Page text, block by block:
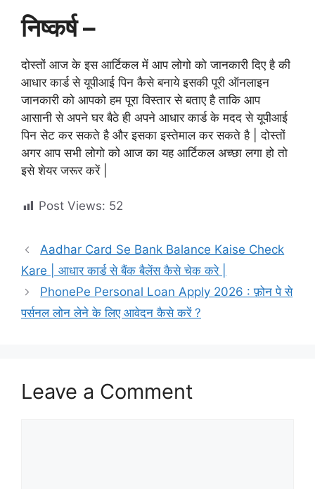
निष्कर्ष –
दोस्तों आज के इस आर्टिकल में आप लोगो को जानकारी दिए है की
आधार कार्ड से यूपीआई पिन कैसे बनाये इसकी पूरी ऑनलाइन
जानकारी को आपको हम पूरा विस्तार से बताए है ताकि आप
आसानी से अपने घर बैठे ही अपने आधार कार्ड के मदद से यूपीआई
पिन सेट कर सकते है और इसका इस्तेमाल कर सकते है | दोस्तों
अगर आप सभी लोगो को आज का यह आर्टिकल अच्छा लगा हो तो
इसे शेयर जरूर करें |
Post Views: 52
Aadhar Card Se Bank Balance Kaise Check
Kare | आधार कार्ड से बैंक बैलेंस कैसे चेक करे |
PhonePe Personal Loan Apply 2026 : फ़ोन पे से
पर्सनल लोन लेने के लिए आवेदन कैसे करें ?
Leave a Comment